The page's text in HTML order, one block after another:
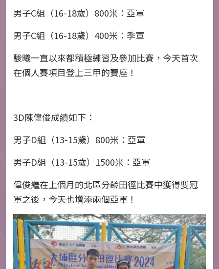
男子C組（16-18歲）800米：亞軍
男子C組（16-18歲）400米：季軍
駿曦一直以來都積極練習及參加比賽，今天首次
在個人賽項目登上三甲的寶座！
3D陳偉俊成績如下：
男子D組（13-15歲）800米：亞軍
男子D組（13-15歲）1500米：亞軍
偉俊繼在上個月的北區分齡田徑比賽中獲得雙冠
軍之後，今天也增添兩個亞軍！